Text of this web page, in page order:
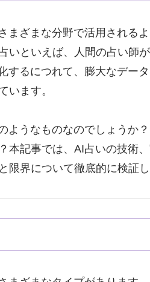
まざまな分野で活用される
いといえば、人間の占い師
するにつれて、膨大なデー
います。
ようなものなのでしょうか
本記事では、AI占いの技術
限界について徹底的に検証し